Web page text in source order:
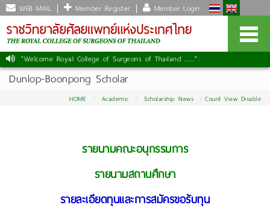
WEB MAIL Member Register Member Login
"Welcome Royal College of Surgeons of Thailand ......."
Dunlop-Boonpong Scholar
HOME Academic Scholarship News Count View Disable
รายนามคณะอนุกรรมการ
รายนามสถานศึกษา
รายละเอียดทุนและการสมัครขอรับทุน